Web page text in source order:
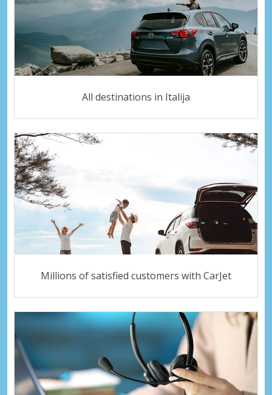
All destinations in Italija
Millions of satisfied customers with CarJet